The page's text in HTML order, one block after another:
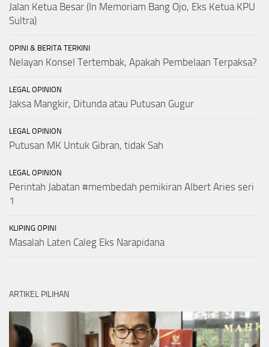
Jalan Ketua Besar (In Memoriam Bang Ojo, Eks Ketua KPU
Sultra)
OPINI & BERITA TERKINI
Nelayan Konsel Tertembak, Apakah Pembelaan Terpaksa?
LEGAL OPINION
Jaksa Mangkir, Ditunda atau Putusan Gugur
LEGAL OPINION
Putusan MK Untuk Gibran, tidak Sah
LEGAL OPINION
Perintah Jabatan #membedah pemikiran Albert Aries seri
1
KLIPING OPINI
Masalah Laten Caleg Eks Narapidana
ARTIKEL PILIHAN